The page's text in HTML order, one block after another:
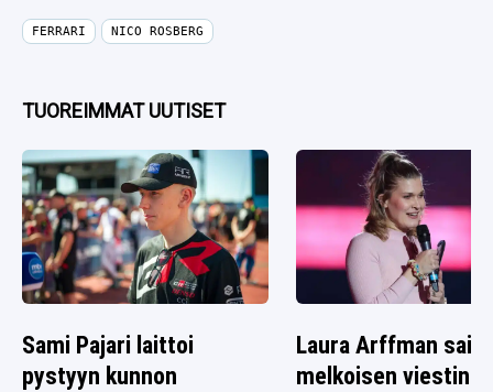
FERRARI NICO ROSBERG
TUOREIMMAT UUTISET
Sami Pajari laittoi
pystyyn kunnon
Laura Arffman sai
melkoisen viestin